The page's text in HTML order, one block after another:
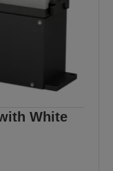
White